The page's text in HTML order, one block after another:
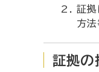
証拠
方法
証拠の